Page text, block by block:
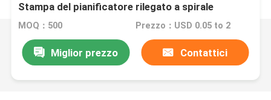
Stampa del pianificatore rilegato a spirale
MOQ：500 Prezzo：USD 0.05 to 2
Miglior prezzo Contattici